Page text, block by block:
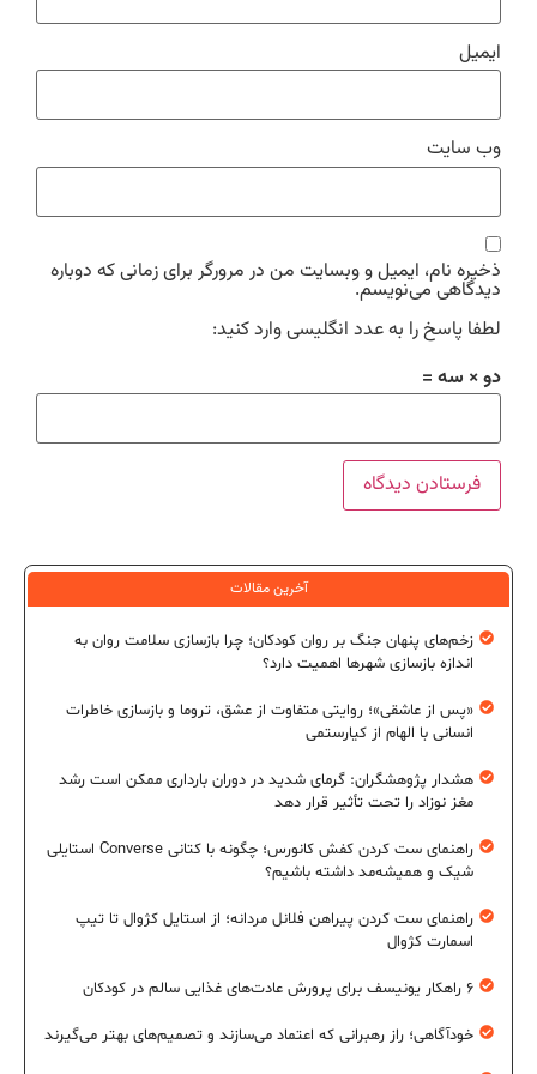
ایمیل
وب‌ سایت
ذخیره نام، ایمیل و وبسایت من در مرورگر برای زمانی که دوباره
دیدگاهی می‌نویسم.
لطفا پاسخ را به عدد انگلیسی وارد کنید:
دو × سه =
آخرین مقالات
زخم‌های پنهان جنگ بر روان کودکان؛ چرا بازسازی سلامت روان به
اندازه بازسازی شهرها اهمیت دارد؟
«پس از عاشقی»؛ روایتی متفاوت از عشق، تروما و بازسازی خاطرات
انسانی با الهام از کیارستمی
هشدار پژوهشگران: گرمای شدید در دوران بارداری ممکن است رشد
مغز نوزاد را تحت تأثیر قرار دهد
راهنمای ست کردن کفش کانورس؛ چگونه با کتانی Converse استایلی
شیک و همیشه‌مد داشته باشیم؟
راهنمای ست کردن پیراهن فلانل مردانه؛ از استایل کژوال تا تیپ
اسمارت کژوال
۶ راهکار یونیسف برای پرورش عادت‌های غذایی سالم در کودکان
خودآگاهی؛ راز رهبرانی که اعتماد می‌سازند و تصمیم‌های بهتر می‌گیرند